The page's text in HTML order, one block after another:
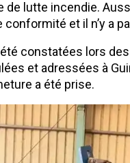
lutte incendie.
et il n’y a
constatées lors
et adressées à
a été prise.